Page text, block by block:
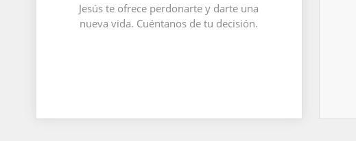
Jesús te ofrece perdonarte y darte una
nueva vida. Cuéntanos de tu decisión.